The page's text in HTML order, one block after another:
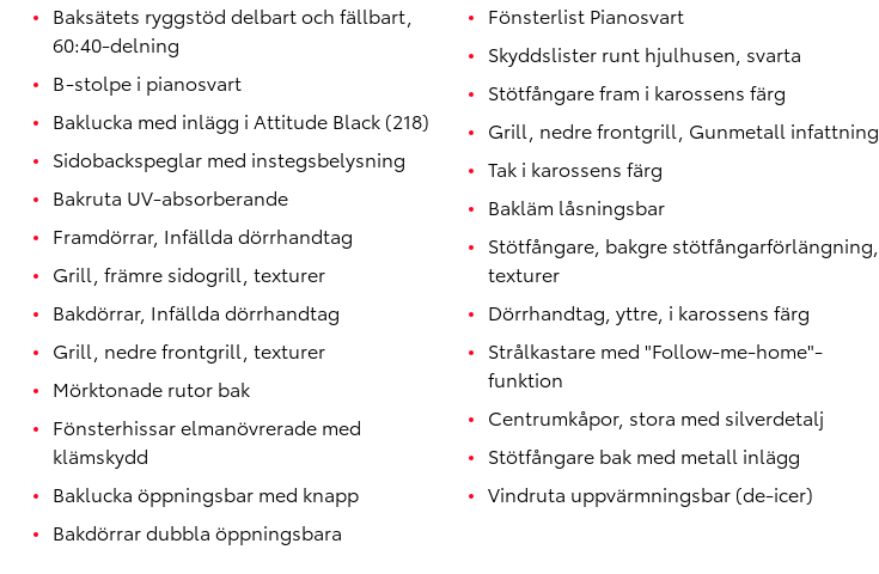
Baksätets ryggstöd delbart och fällbart,
60:40-delning
B-stolpe i pianosvart
Baklucka med inlägg i Attitude Black (218)
Sidobackspeglar med instegsbelysning
Bakruta UV-absorberande
Framdörrar, Infällda dörrhandtag
Grill, främre sidogrill, texturer
Bakdörrar, Infällda dörrhandtag
Grill, nedre frontgrill, texturer
Mörktonade rutor bak
Fönsterhissar elmanövrerade med
klämskydd
Baklucka öppningsbar med knapp
Bakdörrar dubbla öppningsbara
Fönsterlist Pianosvart
Skyddslister runt hjulhusen, svarta
Stötfångare fram i karossens färg
Grill, nedre frontgrill, Gunmetall infattning
Tak i karossens färg
Bakläm låsningsbar
Stötfångare, bakgre stötfångarförlängning,
texturer
Dörrhandtag, yttre, i karossens färg
Strålkastare med "Follow-me-home"-
funktion
Centrumkåpor, stora med silverdetalj
Stötfångare bak med metall inlägg
Vindruta uppvärmningsbar (de-icer)